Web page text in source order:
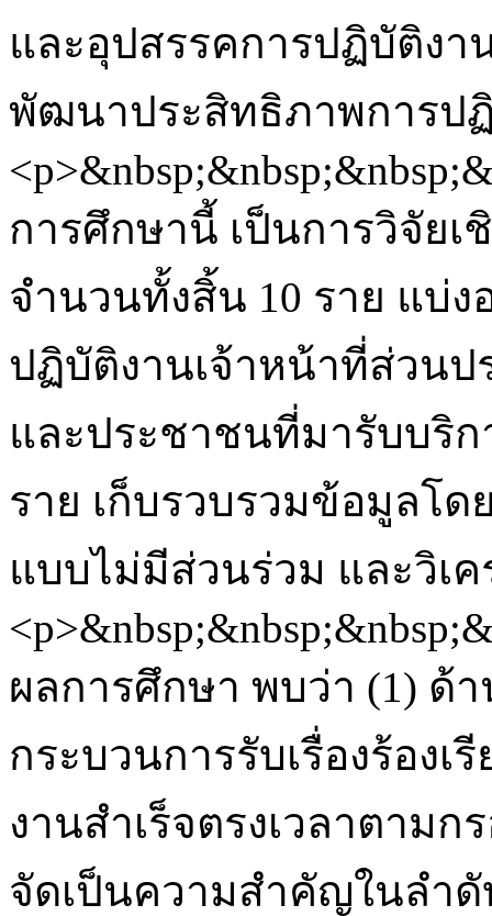
และอุปสรรคการปฏิบัติงา
พัฒนาประสิทธิภาพการป
การศึกษานี้ เป็นการวิจัย
จำนวนทั้งสิ้น 10 ราย แบ่
ปฏิบัติงานเจ้าหน้าที่ส่วนป
และประชาชนที่มารับบริก
ราย เก็บรวบรวมข้อมูลโ
แบบไม่มีส่วนร่วม และวิเ
ผลการศึกษา พบว่า (1) ด้
กระบวนการรับเรื่องร้อง
งานสำเร็จตรงเวลาตาม
จัดเป็นความสำคัญในลำ